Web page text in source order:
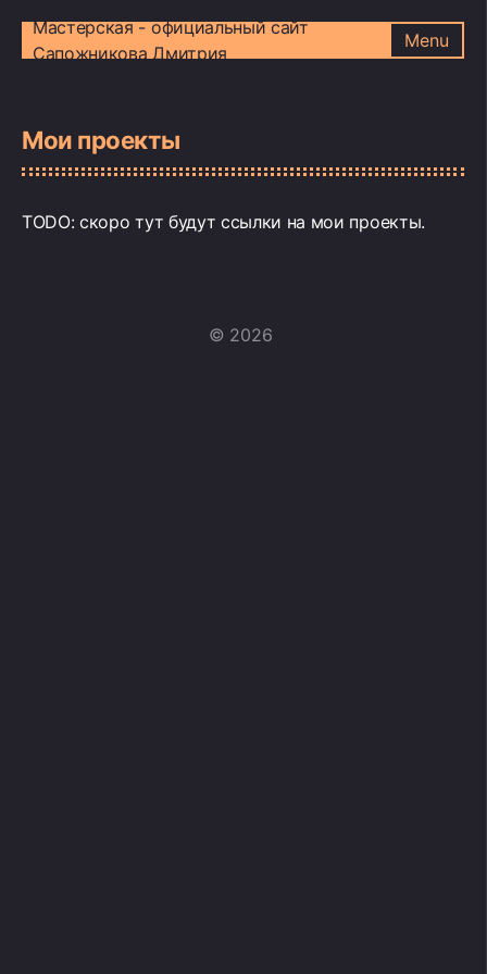
Мастерская - официальный сайт
Сапожникова Дмитрия
Menu
Мои проекты
TODO: скоро тут будут ссылки на мои проекты.
© 2026